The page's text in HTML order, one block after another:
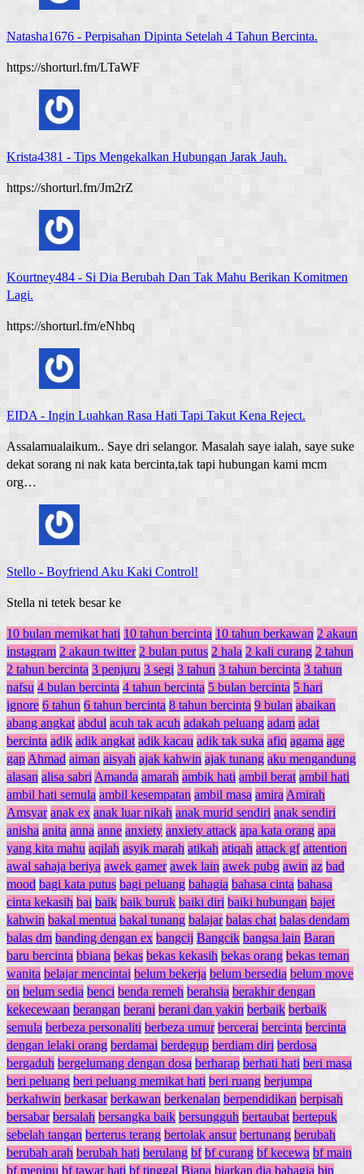
Natasha1676 - Perpisahan Dipinta Setelah 4 Tahun Bercinta.
https://shorturl.fm/LTaWF
Krista4381 - Tips Mengekalkan Hubungan Jarak Jauh.
https://shorturl.fm/Jm2rZ
Kourtney484 - Si Dia Berubah Dan Tak Mahu Berikan Komitmen
Lagi.
https://shorturl.fm/eNhbq
EIDA - Ingin Luahkan Rasa Hati Tapi Takut Kena Reject.
Assalamualaikum.. Saye dri selangor. Masalah saye ialah, saye suke
dekat sorang ni nak kata bercinta,tak tapi hubungan kami mcm
org…
Stello - Boyfriend Aku Kaki Control!
Stella ni tetek besar ke
10 bulan memikat hati 10 tahun bercinta 10 tahun berkawan 2 akaun
instagram 2 akaun twitter 2 bulan putus 2 hala 2 kali curang 2 tahun
2 tahun bercinta 3 penjuru 3 segi 3 tahun 3 tahun bercinta 3 tahun
nafsu 4 bulan bercinta 4 tahun bercinta 5 bulan bercinta 5 hari
ignore 6 tahun 6 tahun bercinta 8 tahun bercinta 9 bulan abaikan
abang angkat abdul acuh tak acuh adakah peluang adam adat
bercinta adik adik angkat adik kacau adik tak suka afiq agama age
gap Ahmad aiman aisyah ajak kahwin ajak tunang aku mengandung
alasan alisa sabri Amanda amarah ambik hati ambil berat ambil hati
ambil hati semula ambil kesempatan ambil masa amira Amirah
Amsyar anak ex anak luar nikah anak murid sendiri anak sendiri
anisha anita anna anne anxiety anxiety attack apa kata orang apa
yang kita mahu aqilah asyik marah atikah atiqah attack gf attention
awal sahaja beriya awek gamer awek lain awek pubg awin az bad
mood bagi kata putus bagi peluang bahagia bahasa cinta bahasa
cinta kekasih bai baik baik buruk baiki diri baiki hubungan bajet
kahwin bakal mentua bakal tunang balajar balas chat balas dendam
balas dm banding dengan ex bangcij Bangcik bangsa lain Baran
baru bercinta bbiana bekas bekas kekasih bekas orang bekas teman
wanita belajar mencintai belum bekerja belum bersedia belum move
on belum sedia benci benda remeh berahsia berakhir dengan
kekecewaan berangan berani berani dan yakin berbaik berbaik
semula berbeza personaliti berbeza umur bercerai bercinta bercinta
dengan lelaki orang berdamai berdegup berdiam diri berdosa
bergaduh bergelumang dengan dosa berharap berhati hati beri masa
beri peluang beri peluang memikat hati beri ruang berjumpa
berkahwin berkasar berkawan berkenalan berpendidikan berpisah
bersabar bersalah bersangka baik bersungguh bertaubat bertepuk
sebelah tangan berterus terang bertolak ansur bertunang berubah
berubah arah berubah hati berulang bf bf curang bf kecewa bf main
bf menipu bf tawar hati bf tinggal Biana biarkan dia bahagia bin